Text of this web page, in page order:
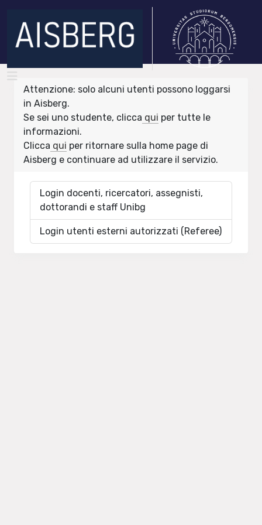
Attenzione: solo alcuni utenti possono loggarsi
in Aisberg.
Se sei uno studente, clicca qui per tutte le
informazioni.
Clicca qui per ritornare sulla home page di
Aisberg e continuare ad utilizzare il servizio.
Login docenti, ricercatori, assegnisti,
dottorandi e staff Unibg
Login utenti esterni autorizzati (Referee)